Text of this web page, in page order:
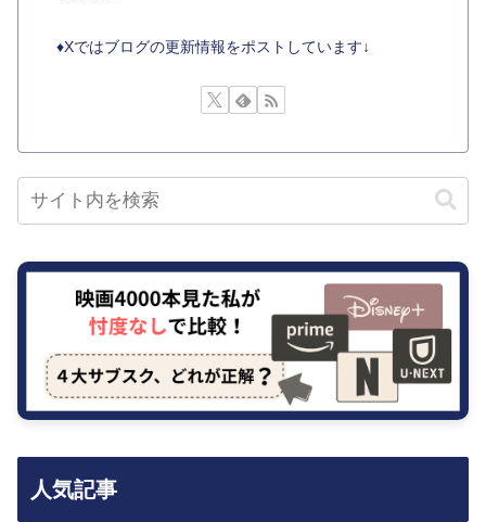
♦︎Xではブログの更新情報をポストしています↓
人気記事